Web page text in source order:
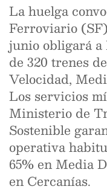
La huelga
Ferroviario
junio obligará a
de 320 trenes
Velocidad,
Los servicios
Ministerio de
Sostenible
operativa
65% en Media
en Cercanías.